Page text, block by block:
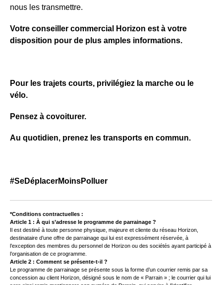
nous les transmettre.
Votre conseiller commercial Horizon est à votre
disposition pour de plus amples informations.
Pour les trajets courts, privilégiez la marche ou le
vélo.
Pensez à covoiturer.
Au quotidien, prenez les transports en commun.
#SeDéplacerMoinsPolluer
*Conditions contractuelles :
Article 1 : À qui s’adresse le programme de parrainage ?
Il est destiné à toute personne physique, majeure et cliente du réseau Horizon,
destinataire d’une offre de parrainage qui lui est expressément réservée, à
l’exception des membres du personnel de Horizon ou des sociétés ayant participé à
l’organisation de ce programme.
Article 2 : Comment se présente-t-il ?
Le programme de parrainage se présente sous la forme d’un courrier remis par sa
concession au client Horizon, désigné sous le nom de « Parrain » ; le courrier qui lui